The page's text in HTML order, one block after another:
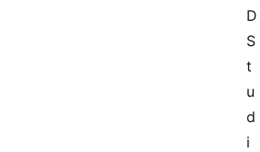
D
S
t
u
d
i